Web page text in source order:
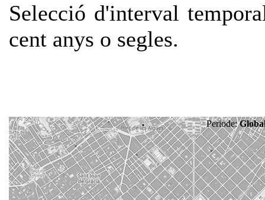
Selecció d'interval
cent anys o segles.
Periode: